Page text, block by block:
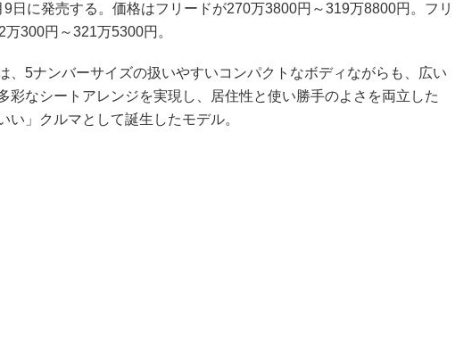
日に発売する。価格はフリードが270万3800円～319万8800円。フリ
万300円～321万5300円。
、5ナンバーサイズの扱いやすいコンパクトなボディながらも、広い
彩なシートアレンジを実現し、居住性と使い勝手のよさを両立した
い」クルマとして誕生したモデル。